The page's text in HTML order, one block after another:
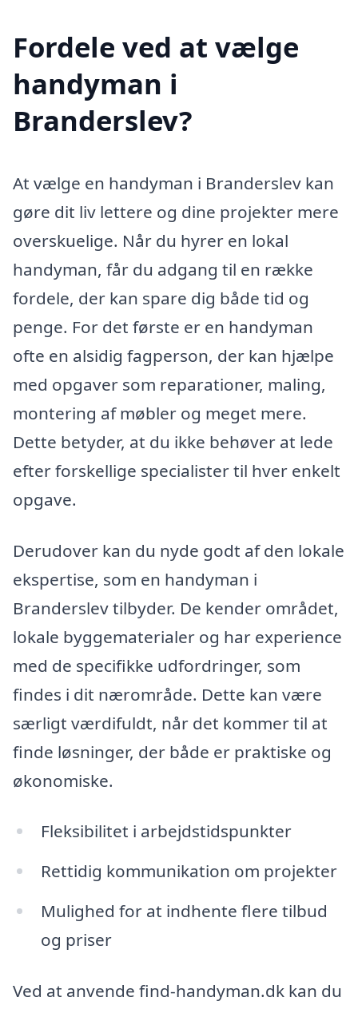
Fordele ved at vælge
handyman i
Branderslev?
At vælge en handyman i Branderslev kan
gøre dit liv lettere og dine projekter mere
overskuelige. Når du hyrer en lokal
handyman, får du adgang til en række
fordele, der kan spare dig både tid og
penge. For det første er en handyman
ofte en alsidig fagperson, der kan hjælpe
med opgaver som reparationer, maling,
montering af møbler og meget mere.
Dette betyder, at du ikke behøver at lede
efter forskellige specialister til hver enkelt
opgave.
Derudover kan du nyde godt af den lokale
ekspertise, som en handyman i
Branderslev tilbyder. De kender området,
lokale byggematerialer og har experience
med de specifikke udfordringer, som
findes i dit nærområde. Dette kan være
særligt værdifuldt, når det kommer til at
finde løsninger, der både er praktiske og
økonomiske.
Fleksibilitet i arbejdstidspunkter
Rettidig kommunikation om projekter
Mulighed for at indhente flere tilbud
og priser
Ved at anvende find-handyman.dk kan du